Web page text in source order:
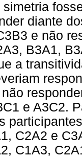
diante
e não
B3A1,
a
e A3C2.
C2A2 e
C1A3,